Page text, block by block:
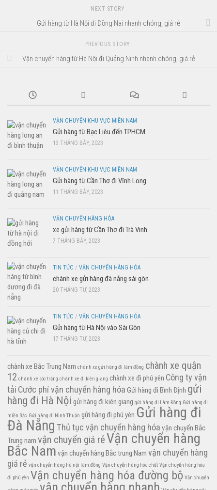
NEXT STORY
Gửi hàng từ Hà Nội đi Đồng Nai nhanh chóng, giá rẻ
PREVIOUS STORY
Vận chuyển hàng từ Hà Nội đi Quảng Ninh nhanh chóng, giá rẻ
VẬN CHUYỂN KHU VỰC MIỀN NAM
Gửi hàng từ Bạc Liêu đến TPHCM
13 THÁNG BẢY, 2023
VẬN CHUYỂN KHU VỰC MIỀN NAM
Gửi hàng từ Cần Thơ đi Vĩnh Long
11 THÁNG BẢY, 2023
VẬN CHUYỂN HÀNG HÓA
xe gửi hàng từ Cần Thơ đi Trà Vinh
7 THÁNG BẢY, 2023
TIN TỨC / VẬN CHUYỂN HÀNG HÓA
chành xe gửi hàng đà nẵng sài gòn
20 THÁNG TƯ, 2023
TIN TỨC / VẬN CHUYỂN HÀNG HÓA
Gửi hàng từ Hà Nội vào Sài Gòn
17 THÁNG TƯ, 2023
chành xe Bắc Trung Nam chành xe gửi hàng đi lâm đồng chành xe quận
12 chành xe sóc trăng chành xe đi kiên giang chành xe đi phú yên Công ty vận
tải Cước phí vận chuyển hàng hóa Gửi hàng đi Bình Định gửi
hàng đi Hà Nội gửi hàng đi kiên giang gửi hàng đi Lâm Đồng Gửi hàng đi
miền Bắc Gửi hàng đi Ninh Thuận gửi hàng đi phú yên Gửi hàng đi
Đà Nẵng Thủ tục vận chuyển hàng hóa vận chuyển Bắc
Trung nam vận chuyển giá rẻVận chuyển hàng
Bắc Nam vận chuyển hàng Bắc trung Nam vận chuyển hàng
giá rẻ vận chuyển hàng hà nội lâm đồng Vận chuyển hàng hóa chất Vận chuyển hàng hóa
đi phú yên Vận chuyển hàng hóa đường bộ Vận chuyển